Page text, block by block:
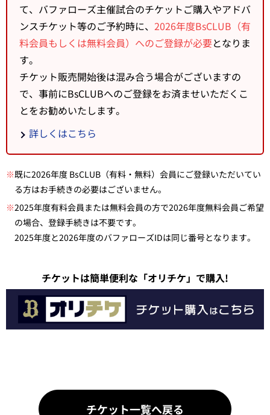
て、バファローズ主催試合のチケットご購入やアドバ
ンスチケット等のご予約時に、 2026年度BsCLUB（有
料会員もしくは無料会員）へのご登録が必要となりま
す。
チケット販売開始後は混み合う場合がございますの
で、事前にBsCLUBへのご登録をお済ませいただくこ
とをお勧めいたします。
詳しくはこちら
※既に2026年度 BsCLUB（有料・無料）会員にご登録いただいてい
る方はお手続きの必要はございません。
※2025年度有料会員または無料会員の方で2026年度無料会員ご希望
の場合、登録手続きは不要です。
2025年度と2026年度のバファローズIDは同じ番号となります。
チケットは簡単便利な「オリチケ」で購入!
チケット一覧へ戻る